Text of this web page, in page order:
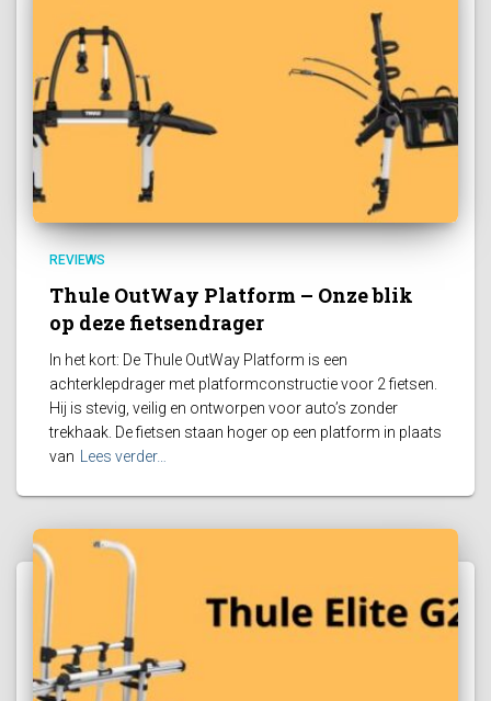
REVIEWS
Thule OutWay Platform – Onze blik
op deze fietsendrager
In het kort: De Thule OutWay Platform is een
achterklepdrager met platformconstructie voor 2 fietsen.
Hij is stevig, veilig en ontworpen voor auto’s zonder
trekhaak. De fietsen staan hoger op een platform in plaats
van
Lees verder…